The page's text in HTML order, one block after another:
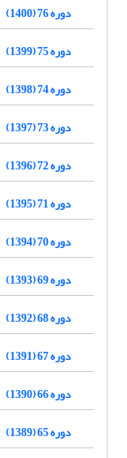
دوره 76 (1400)
دوره 75 (1399)
دوره 74 (1398)
دوره 73 (1397)
دوره 72 (1396)
دوره 71 (1395)
دوره 70 (1394)
دوره 69 (1393)
دوره 68 (1392)
دوره 67 (1391)
دوره 66 (1390)
دوره 65 (1389)